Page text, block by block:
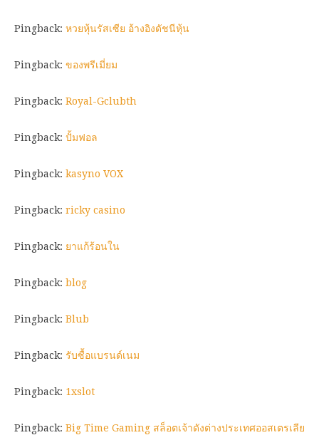
Pingback: หวยหุ้นรัสเซีย อ้างอิงดัชนีหุ้น
Pingback: ของพรีเมี่ยม
Pingback: Royal-Gclubth
Pingback: ปั้มฟอล
Pingback: kasyno VOX
Pingback: ricky casino
Pingback: ยาแก้ร้อนใน
Pingback: blog
Pingback: Blub
Pingback: รับซื้อแบรนด์เนม
Pingback: 1xslot
Pingback: Big Time Gaming สล็อตเจ้าดังต่างประเทศออสเตรเลีย